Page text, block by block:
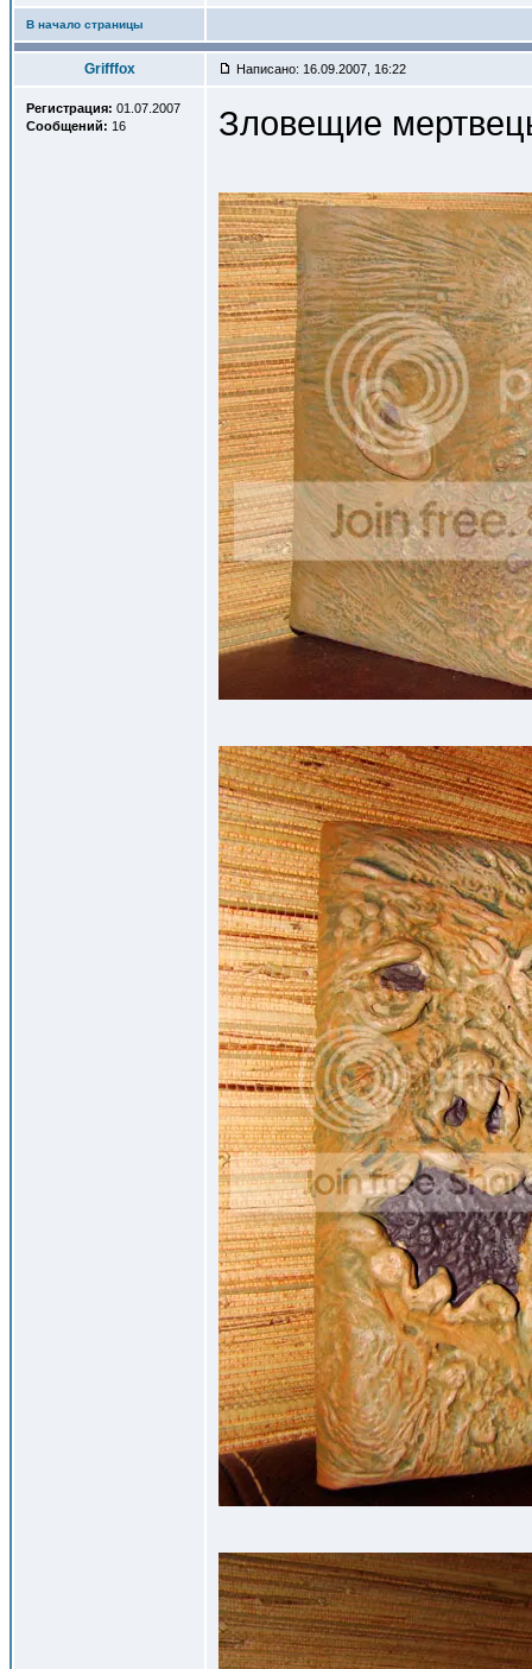
В начало страницы
Grifffox Написано: 16.09.2007, 16:22
Регистрация: 01.07.2007
Сообщений: 16 Зловещие